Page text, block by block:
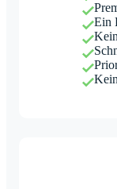
Ein